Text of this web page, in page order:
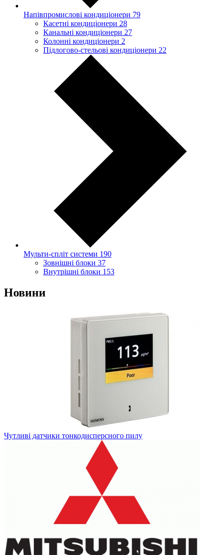
Напівпромислові кондиціонери 79
Касетні кондиціонери 28
Канальні кондиціонери 27
Колонні кондиціонери 2
Підлогово-стельові кондиціонери 22
Мульти-спліт системи 190
Зовнішні блоки 37
Внутрішні блоки 153
Новини
Чутливі датчики тонкодисперсного пилу